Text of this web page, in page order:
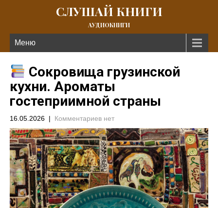
СЛУШАЙ КНИГИ
АУДИОКНИГИ
Меню
Сокровища грузинской
кухни. Ароматы
гостеприимной страны
16.05.2026 | Комментариев нет